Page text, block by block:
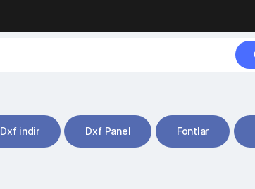
Dxf indir Dxf Panel Fontlar